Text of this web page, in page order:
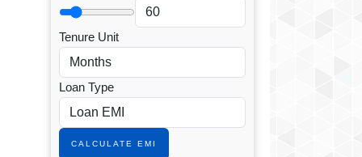
Tenure Unit
Loan Type
CALCULATE EMI